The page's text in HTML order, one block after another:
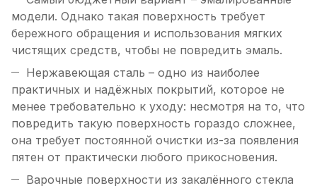
модели. Однако такая поверхность требует
бережного обращения и использования мягких
чистящих средств, чтобы не повредить эмаль.
Нержавеющая сталь – одно из наиболее
практичных и надёжных покрытий, которое не
менее требовательно к уходу: несмотря на то, что
повредить такую поверхность гораздо сложнее,
она требует постоянной очистки из-за появления
пятен от практически любого прикосновения.
Варочные поверхности из закалённого стекла